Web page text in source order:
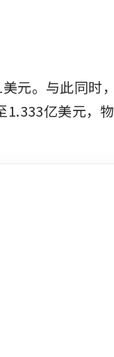
元。与此同时，
1.333亿美元，物